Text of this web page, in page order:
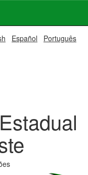
Español Português